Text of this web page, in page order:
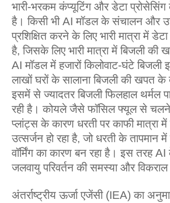
भारी-भरकम कंप्यूटिंग और डेटा प्रोसेसिंग
है। किसी भी AI मॉडल के संचालन और
प्रशिक्षित करने के लिए भारी मात्रा में
है, जिसके लिए भारी मात्रा में बिजली की
AI मॉडल में हजारों किलोवाट-घंटे बिजली
लाखों घरों के सालाना बिजली की खपत के
इसमें से ज्‍यादतर बिजली फिलहाल थर्मल
रही है। कोयले जैसे फॉसिल फ्यूल से चलने
प्‍लांट्स के कारण धरती पर काफी मात्रा
उत्सर्जन हो रहा है, जो धरती के तापमान में
वॉर्मिंग का कारण बन रहा है। इस तरह
जलवायु परिवर्तन की समस्या और
अंतर्राष्ट्रीय ऊर्जा एजेंसी (IEA) का